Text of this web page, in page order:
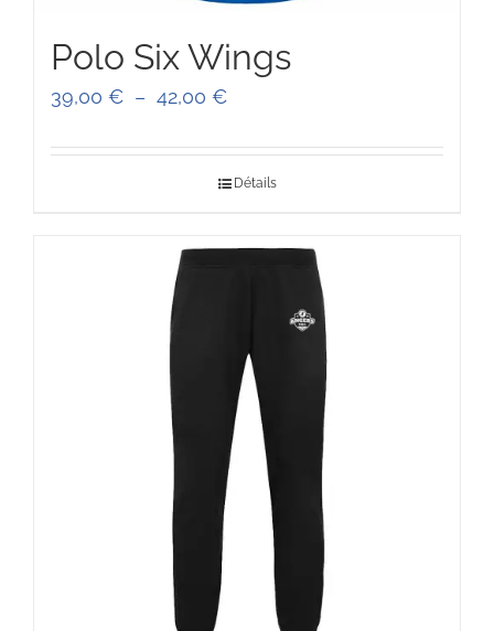
Polo Six Wings
39,00 € – 42,00 €Plage
Détails